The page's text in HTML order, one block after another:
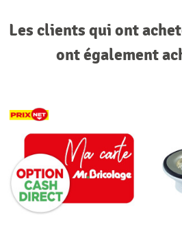
Les clients qui ont
ont également